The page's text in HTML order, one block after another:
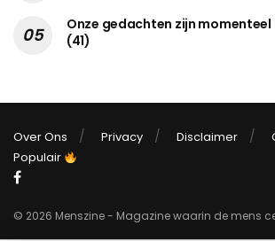
Onze gedachten zijn momenteel
(41)
Over Ons Privacy Disclaimer
Populair
© 2026 Menszine - Magazine waarin de mens